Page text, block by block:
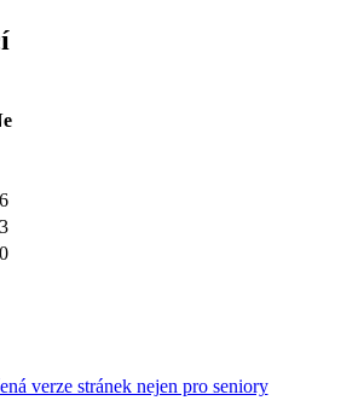
verze stránek nejen pro seniory